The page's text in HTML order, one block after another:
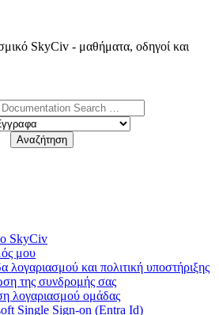
SkyCiv - μαθήματα, οδηγοί και
SkyCiv
μου
λογαριασμού και πολιτική υποστήριξης
της συνδρομής σας
λογαριασμού ομάδας
Single Sign-on (Entra Id)